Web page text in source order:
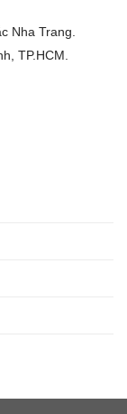
Nha Trang.
TP.HCM.